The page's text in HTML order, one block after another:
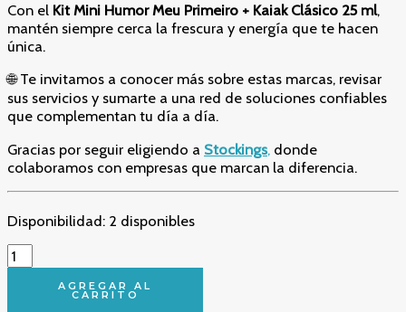
Con el Kit Mini Humor Meu Primeiro + Kaiak Clásico 25 ml,
mantén siempre cerca la frescura y energía que te hacen
única.
🌐 Te invitamos a conocer más sobre estas marcas, revisar
sus servicios y sumarte a una red de soluciones confiables
que complementan tu día a día.
Gracias por seguir eligiendo a Stockings, donde
colaboramos con empresas que marcan la diferencia.
Disponibilidad: 2 disponibles
"Kit
Mini
PerfumesAGREGAR AL
CARRITO